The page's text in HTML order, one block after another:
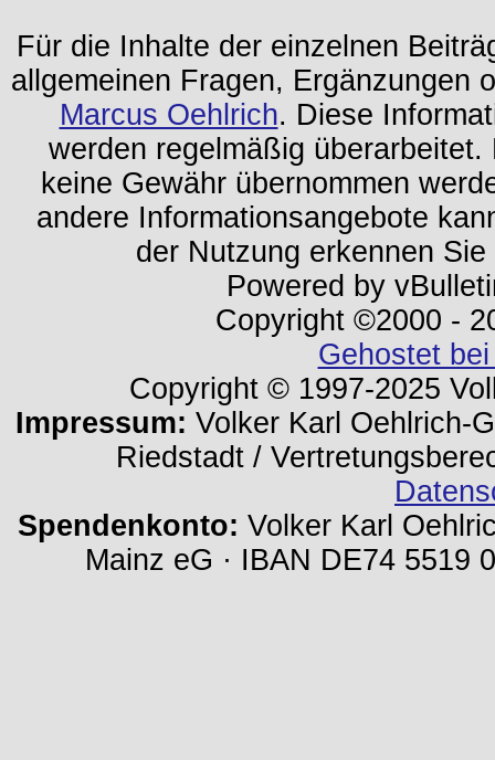
Für die Inhalte der einzelnen
allgemeinen Fragen, Ergänzungen
Marcus Oehlrich. Diese
werden regelmäßig
keine Gewähr übernommen
andere Informationsangebote
der Nutzung erkennen
Powered by
Copyright ©2000 -
Gehostet
Copyright © 1997-2025
Impressum: Volker Karl Oehlrich-
Riedstadt /
Spendenkonto: Volker Karl
Mainz eG · IBAN DE74 5519